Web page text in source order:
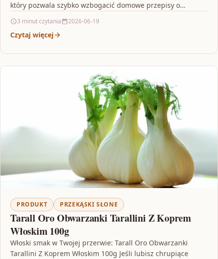
który pozwala szybko wzbogacić domowe przepisy o…
3 minut czytania 2026-06-19
Czytaj więcej
PRODUKT PRZEKĄSKI SŁONE
Tarall Oro Obwarzanki Tarallini Z Koprem
Włoskim 100g
Włoski smak w Twojej przerwie: Tarall Oro Obwarzanki
Tarallini Z Koprem Włoskim 100g Jeśli lubisz chrupiące